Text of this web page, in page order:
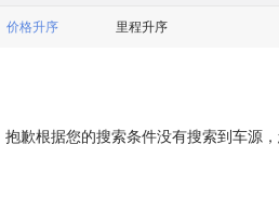
价格升序 里程升序
抱歉根据您的搜索条件没有搜索到车源